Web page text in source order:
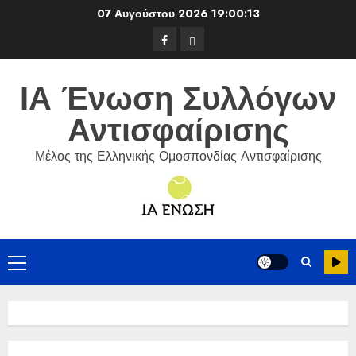
07 Αυγούστου 2026 19:00:14
Facebook
ΕΦΟΑ
Τένις
ΙΑ Ένωση Συλλόγων
Αντισφαίρισης
Μέλος της Ελληνικής Ομοσπονδίας Αντισφαίρισης
Primary
Menu